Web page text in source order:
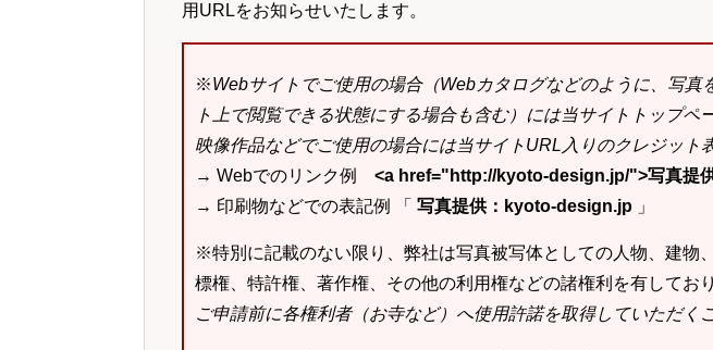
用URLをお知らせいたします。
※Webサイトでご使用の場合（Webカタログなどのように、写真
ト上で閲覧できる状態にする場合も含む）には当サイトトップペ
映像作品などでご使用の場合には当サイトURL入りのクレジット
→ Webでのリンク例 <a href="http://kyoto-design.jp/">写真提
→ 印刷物などでの表記例 「 写真提供：kyoto-design.jp 」
※特別に記載のない限り、弊社は写真被写体としての人物、建物
標権、特許権、著作権、その他の利用権などの諸権利を有してお
ご申請前に各権利者（お寺など）へ使用許諾を取得していただく